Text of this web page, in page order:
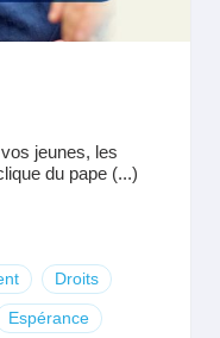
jeunes, les
du pape (...)
Droits
Espérance